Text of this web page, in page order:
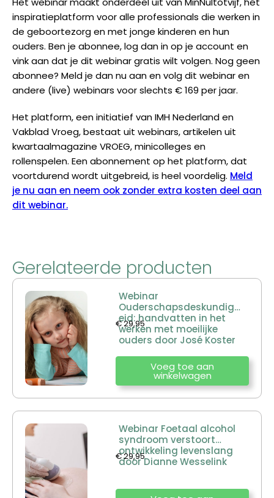
inspiratieplatform voor alle professionals die werken in
de geboortezorg en met jonge kinderen en hun
ouders. Ben je abonnee, log dan in op je account en
vink aan dat je dit webinar gratis wilt volgen. Nog geen
abonnee? Meld je dan nu aan en volg dit webinar en
andere (live) webinars voor slechts € 169 per jaar.
Het platform, een initiatief van IMH Nederland en
Vakblad Vroeg, bestaat uit webinars, artikelen uit
kwartaalmagazine VROEG, minicolleges en
rollenspelen. Een abonnement op het platform, dat
voortdurend wordt uitgebreid, is heel voordelig. Meld
je nu aan en neem ook zonder extra kosten deel aan
dit webinar.
Gerelateerde producten
Webinar
Ouderschapsdeskundigh
eid: handvatten in het
werken met moeilijke
ouders door José Koster
€29,95
Voeg toe aan
winkelwagen
Webinar Foetaal alcohol
syndroom verstoort
ontwikkeling levenslang
door Dianne Wesselink
€29,95